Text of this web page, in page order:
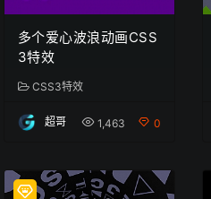
多个爱心波浪动画CSS
3特效
CSS3特效
超哥 1,463 0